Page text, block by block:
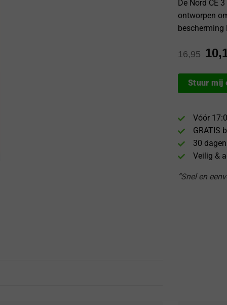
De Nord CE
ontworpen
bescherming
16,95
Stuur mij
Vóór
GRATIS
30
Veilig &
“Snel en